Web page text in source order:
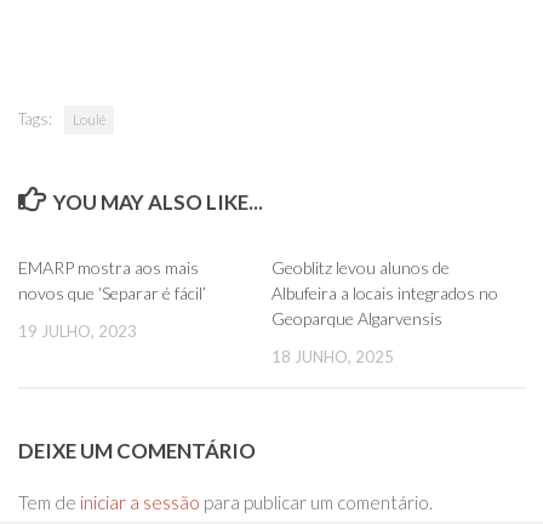
Tags: Loulé
YOU MAY ALSO LIKE...
EMARP mostra aos mais
novos que ‘Separar é fácil’
19 JULHO, 2023
Geoblitz levou alunos de
Albufeira a locais integrados no
Geoparque Algarvensis
18 JUNHO, 2025
DEIXE UM COMENTÁRIO
Tem de iniciar a sessão para publicar um comentário.